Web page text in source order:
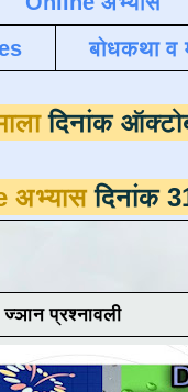
बोधकथा व
अभ्यासमाला
31 मार्च
ज्ञान प्रश्नावली